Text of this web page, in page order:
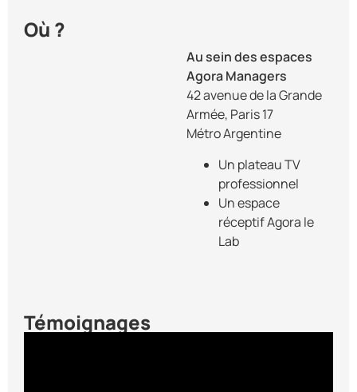
Où ?
Au sein des espaces
Agora Managers
42 avenue de la Grande
Armée, Paris 17
Métro Argentine
Un plateau TV
professionnel
Un espace
réceptif Agora le
Lab
Témoignages